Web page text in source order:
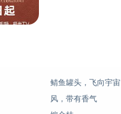
鲭鱼罐头，飞向宇宙
风，带有香气